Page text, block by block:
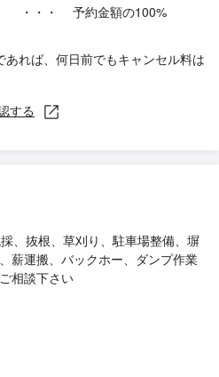
・・・ 予約金額の100%
れば、何日前でもキャンセル料は
する
、抜根、草刈り、駐車場整備、塀
薪運搬、バックホー、ダンプ作業
相談下さい